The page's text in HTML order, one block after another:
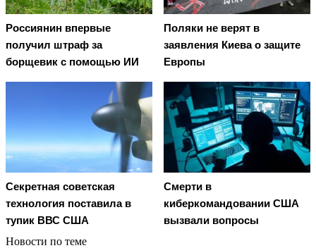
Россиянин впервые
получил штраф за
борщевик с помощью ИИ
Поляки не верят в
заявления Киева о защите
Европы
Секретная советская
технология поставила в
тупик ВВС США
Смерти в
киберкомандовании США
вызвали вопросы
Новости по теме